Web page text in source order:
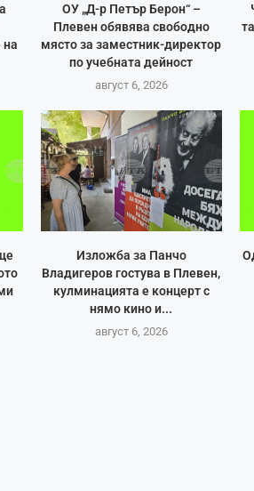
на
ОУ „Д-р Петър Берон“ –
Плевен обявява свободно
място за заместник-директор
по учебната дейност
август 6, 2026
Изложба за Панчо
Владигеров гостува в Плевен,
кулминацията е концерт с
нямо кино и...
август 6, 2026